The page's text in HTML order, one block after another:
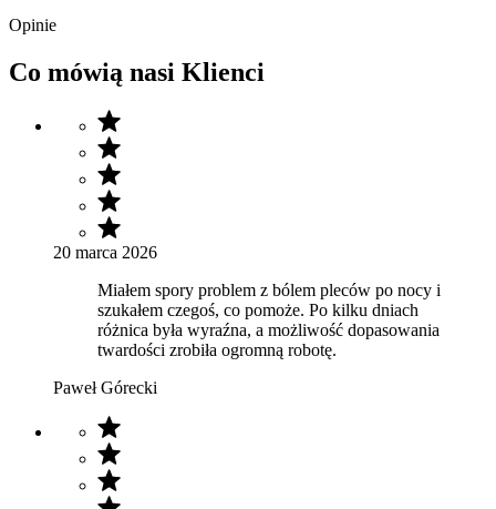
Opinie
Co mówią nasi Klienci
20 marca 2026
Miałem spory problem z bólem pleców po nocy i
szukałem czegoś, co pomoże. Po kilku dniach
różnica była wyraźna, a możliwość dopasowania
twardości zrobiła ogromną robotę.
Paweł Górecki